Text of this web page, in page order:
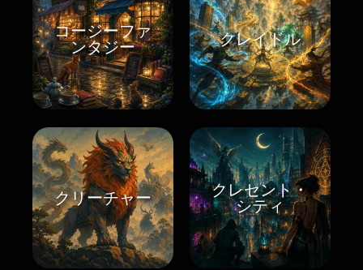
コージーファ
ンタジー
クレイドル
クリーチャー
クレセント・
シティ